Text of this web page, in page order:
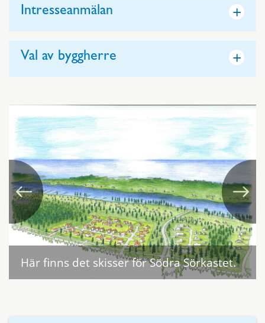
Intresseanmälan +
Val av byggherre +
Här finns det skisser för Södra Sörkastet.